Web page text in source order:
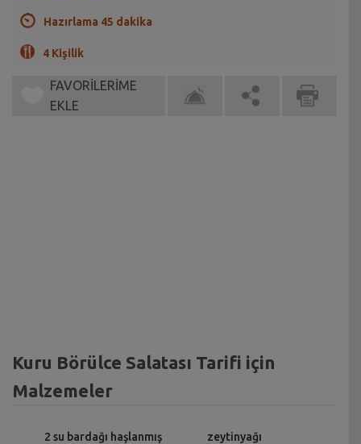
Hazırlama 45 dakika
4 Kişilik
FAVORİLERİME
EKLE
Kuru Börülce Salatası Tarifi için
Malzemeler
2 su bardağı haşlanmış zeytinyağı